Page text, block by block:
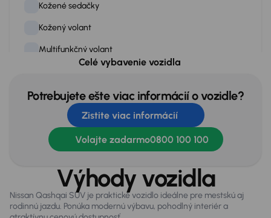
Kožené sedačky
Kožený volant
Multifunkčný volant
Panoramatické strešné okno
Posilovač riadenia
Rádio
Tempomat
Tónované okná
Celé vybavenie vozidla
Potrebujete ešte viac informácií o vozidle?
Zistite viac informácií
Volajte zadarmo0800 100 100
Výhody vozidla
Nissan Qashqai SUV je praktické vozidlo ideálne pre mestskú aj
rodinnú jazdu. Ponúka modernú výbavu, pohodlný interiér a